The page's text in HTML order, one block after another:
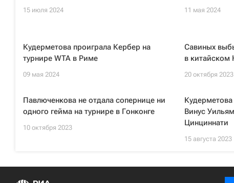
15 июля 2024 11 мая 2024
Кудерметова проиграла Кербер на
турнире WTA в Риме
09 мая 2024
Савиных
в китайском
20 октября 2023
Павлюченкова не отдала сопернице ни
одного гейма на турнире в Гонконге
10 октября 2023
Кудерметова
Винус
Цинциннати
15 августа 2023